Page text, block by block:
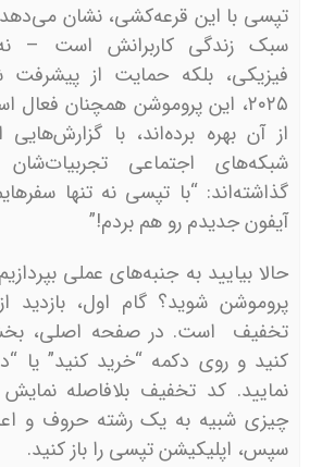
تپسی با این قرعه‌کشی، نشان می‌دهد
سبک زندگی کاربرانش است –
فیزیکی، بلکه حمایت از پیشرفت
۲۰۲۵، این پروموشن همچنان فعال
از آن بهره برده‌اند، با گزارش‌هایی
شبکه‌های اجتماعی
گذاشته‌اند: “با تپسی نه تنها
آیفون جدیدم رو هم بردم!”
حالا بیایید به جنبه‌های عملی
پروموشن شوید؟ گام اول،
تخفیف است. در صفحه اصلی،
کنید و روی دکمه “خرید کنید” یا
نمایید. کد تخفیف بلافاصله
چیزی شبیه به یک رشته حروف و
سپس، اپلیکیشن تپسی را باز کنید.